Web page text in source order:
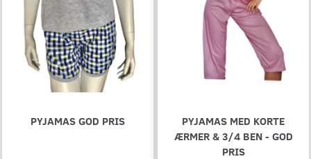
PYJAMAS GOD PRIS
PYJAMAS MED KORTE
ÆRMER & 3/4 BEN - GOD
PRIS